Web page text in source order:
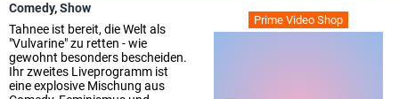
Prime Video Shop
Comedy,Show
Tahnee ist bereit, die Welt als
"Vulvarine" zu retten - wie
gewohnt besonders bescheiden.
Ihr zweites Liveprogramm ist
eine explosive Mischung aus